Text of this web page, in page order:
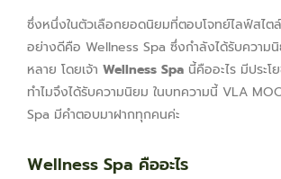
ซึ่งหนึ่งในตัวเลือกยอดนิยมที่ตอบโจทย์ไลฟ์สไตล์
อย่างดีคือ Wellness Spa ซึ่งกำลังได้รับความ
หลาย โดยเจ้า Wellness Spa นี้คืออะไร มีประโ
ทำไมจึงได้รับความนิยม ในบทความนี้ VLA
Spa มีคำตอบมาฝากทุกคนค่ะ
Wellness Spa คืออะไร